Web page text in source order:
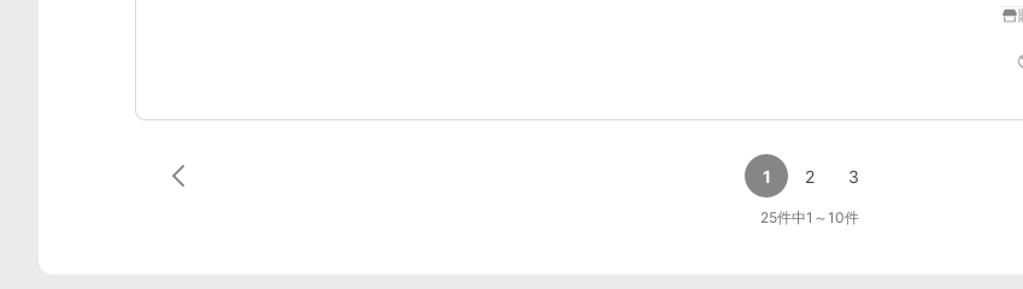
1 2 3
25件中1 ～10件